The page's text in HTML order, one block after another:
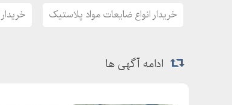
خریدار انواع ضایعات مواد پلاستیک
ادامه آگهی ها